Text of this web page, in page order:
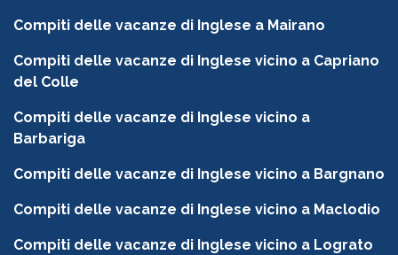
Compiti delle vacanze di Inglese a Mairano
Compiti delle vacanze di Inglese vicino a Capriano
del Colle
Compiti delle vacanze di Inglese vicino a
Barbariga
Compiti delle vacanze di Inglese vicino a Bargnano
Compiti delle vacanze di Inglese vicino a Maclodio
Compiti delle vacanze di Inglese vicino a Lograto